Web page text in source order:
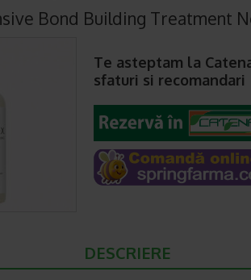
Bond Building Treatment
Te asteptam la
sfaturi si recomandari
DESCRIERE